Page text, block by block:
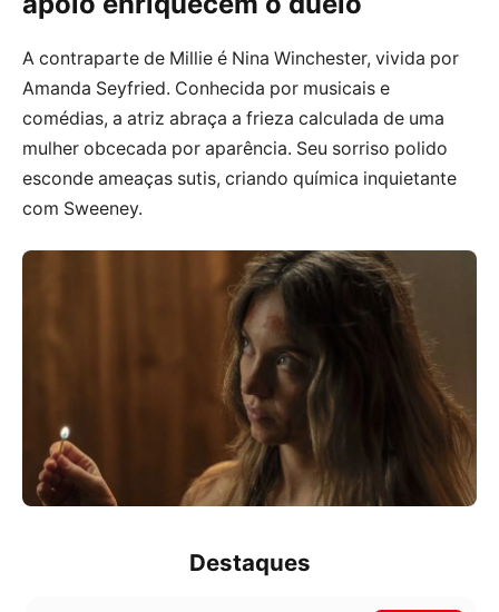
A contraparte de Millie é Nina Winchester, vivida por
Amanda Seyfried. Conhecida por musicais e
comédias, a atriz abraça a frieza calculada de uma
mulher obcecada por aparência. Seu sorriso polido
esconde ameaças sutis, criando química inquietante
com Sweeney.
Destaques